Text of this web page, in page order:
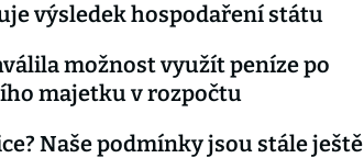
výsledek hospodaření státu
možnost využít peníze po
majetku v rozpočtu
Naše podmínky jsou stále ještě